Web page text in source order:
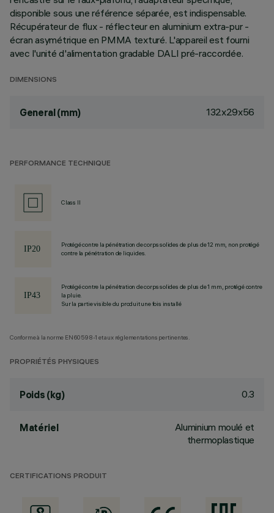
disponible sous une référence séparée, est indispensable.
Récupérateur de flux - réflecteur en aluminium extra-pur -
écran asymétrique en PMMA texturé. L'appareil est fourni
avec l'unité d'alimentation gradable DALI pré-raccordée.
DIMENSIONS
General (mm) 132x29x56
PERFORMANCE TECHNIQUE
Class II
Protégé contre la pénétration de corps solides de plus de 12 mm, non protégé
contre la pénétration de liquides.
Protégé contre la pénétration de corps solides de plus de 1 mm, protégé contre
la pluie.
Sur la partie visible du produit une fois installé
Conforme à la norme EN60598-1 et aux réglementations pertinentes.
PROPRIÉTÉS PHYSIQUES
Poids (kg) 0.3
Matériel
Aluminium moulé et
thermoplastique
CERTIFICATIONS PRODUIT